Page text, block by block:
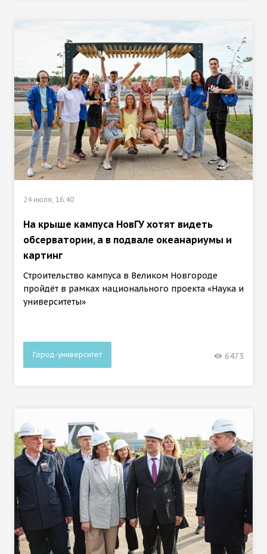
24 июля, 16:40
На крыше кампуса НовГУ хотят видеть
обсерватории, а в подвале океанариумы и
картинг
Строительство кампуса в Великом Новгороде
пройдёт в рамках национального проекта «Наука и
университеты»
Город-университет 6473